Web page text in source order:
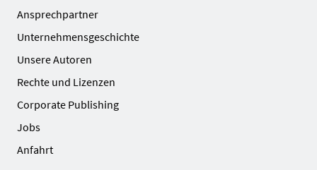
Ansprechpartner
Unternehmensgeschichte
Unsere Autoren
Rechte und Lizenzen
Corporate Publishing
Jobs
Anfahrt